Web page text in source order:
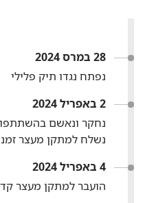
28 במרס 2024
נפתח נגדו תיק פלילי
2 באפריל 2024
נחקר ונאשם בהשתתפות
נשלח למתקן מעצר
4 באפריל 2024
הועבר למתקן מעצר